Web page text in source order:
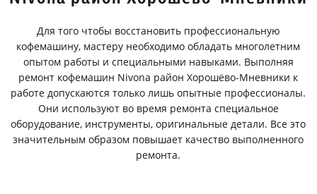
Для того чтобы восстановить профессиональную
кофемашину, мастеру необходимо обладать многолетним
опытом работы и специальными навыками. Выполняя
ремонт кофемашин Nivona район Хорошёво-Мневники к
работе допускаются только лишь опытные профессионалы.
Они используют во время ремонта специальное
оборудование, инструменты, оригинальные детали. Все это
значительным образом повышает качество выполненного
ремонта.